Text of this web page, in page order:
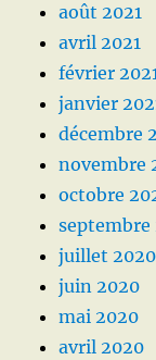
août 2021
avril 2021
février
janvier
décembre
novembre
octobre
septembre
juillet 2020
juin 2020
mai 2020
avril 2020